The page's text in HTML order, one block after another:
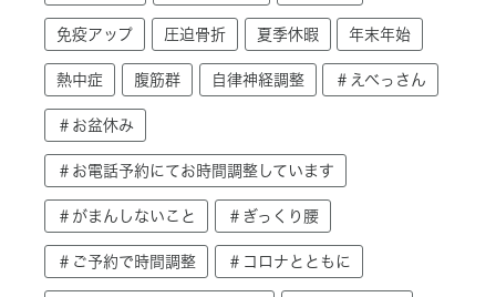
免疫アップ 圧迫骨折 夏季休暇 年末年始
熱中症 腹筋群 自律神経調整 ＃えべっさん
＃お盆休み
＃お電話予約にてお時間調整しています
＃がまんしないこと ＃ぎっくり腰
＃ご予約で時間調整 ＃コロナとともに